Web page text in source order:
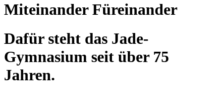
Miteinander Füreinander
Dafür steht das Jade-
Gymnasium seit über 75
Jahren.